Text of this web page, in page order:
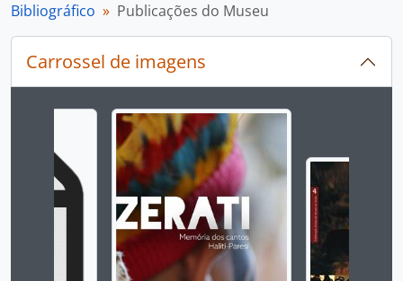
Bibliográfico Publicações do Museu
Carrossel de imagens
Ao alterar o slide atual deste carrossel, o título